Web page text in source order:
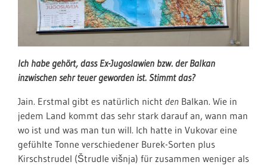
Ich habe gehört, dass Ex-Jugoslawien bzw. der Balkan
inzwischen sehr teuer geworden ist. Stimmt das?
Jain. Erstmal gibt es natürlich nicht den Balkan. Wie in
jedem Land kommt das sehr stark darauf an, wann man
wo ist und was man tun will. Ich hatte in Vukovar eine
gefühlte Tonne verschiedener Burek-Sorten plus
Kirschstrudel (Štrudle višnja) für zusammen weniger als